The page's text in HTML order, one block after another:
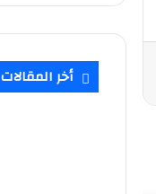
أخر المقالات